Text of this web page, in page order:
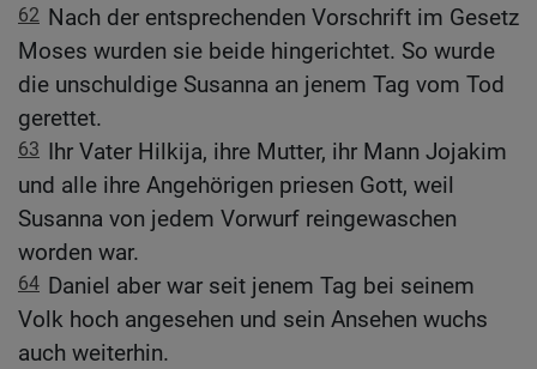
62 Nach der entsprechenden Vorschrift im Gesetz
Moses wurden sie beide hingerichtet. So wurde
die unschuldige Susanna an jenem Tag vom Tod
gerettet.
63 Ihr Vater Hilkija, ihre Mutter, ihr Mann Jojakim
und alle ihre Angehörigen priesen Gott, weil
Susanna von jedem Vorwurf reingewaschen
worden war.
64 Daniel aber war seit jenem Tag bei seinem
Volk hoch angesehen und sein Ansehen wuchs
auch weiterhin.